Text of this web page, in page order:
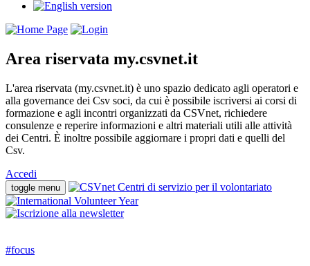
Area riservata my.csvnet.it
L'area riservata (my.csvnet.it) è uno spazio dedicato agli operatori e
alla governance dei Csv soci, da cui è possibile iscriversi ai corsi di
formazione e agli incontri organizzati da CSVnet, richiedere
consulenze e reperire informazioni e altri materiali utili alle attività
dei Centri. È inoltre possibile aggiornare i propri dati e quelli del
Csv.
Accedi
toggle menu
#focus